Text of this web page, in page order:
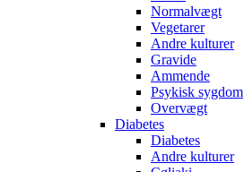
Normalvægt
Vegetarer
Andre kulturer
Gravide
Ammende
Psykisk sygdom
Overvægt
Diabetes
Diabetes
Andre kulturer